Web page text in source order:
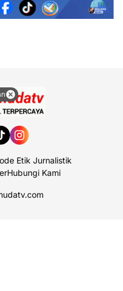
Etik Jurnalistik
Hubungi Kami